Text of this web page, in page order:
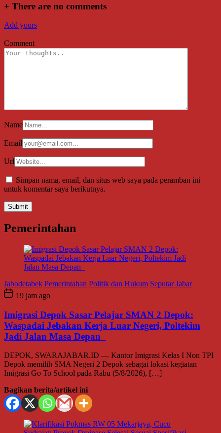
+ There are no comments
Add yours
Comment
Name
Email
Url
Simpan nama, email, dan situs web saya pada peramban ini
untuk komentar saya berikutnya.
Pemerintahan
Jabodetabek Pemerintahan Politik dan Hukum Seputar Jabar
19 jam ago
Imigrasi Depok Sasar Pelajar SMAN 2 Depok:
Waspadai Jebakan Kerja Luar Negeri, Poltekim
Jadi Jalan Masa Depan
DEPOK, SWARAJABAR.ID — Kantor Imigrasi Kelas I Non TPI
Depok memilih SMA Negeri 2 Depok sebagai lokasi kegiatan
Imigrasi Go To School pada Rabu (5/8/2026), […]
Bagikan berita/artikel ini